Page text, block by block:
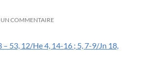
UN COMMENTAIRE
– 53, 12/He 4, 14-16 ; 5, 7-9/Jn 18,